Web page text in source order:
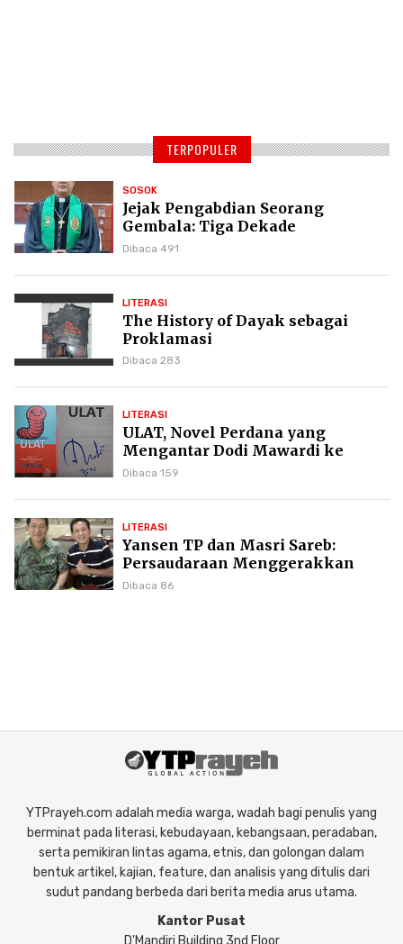
TERPOPULER
SOSOK
Jejak Pengabdian Seorang
Gembala: Tiga Dekade
Kepemimpinan Pdt. Dr. Yulius
Dibaca 491
LITERASI
The History of Dayak sebagai
Proklamasi
Dibaca 283
LITERASI
ULAT, Novel Perdana yang
Mengantar Dodi Mawardi ke
Puncak Karier Kepenulisan
Dibaca 159
LITERASI
Yansen TP dan Masri Sareb:
Persaudaraan Menggerakkan
Literasi Borneo
Dibaca 86
YTPrayeh.com adalah media warga, wadah bagi penulis yang
berminat pada literasi, kebudayaan, kebangsaan, peradaban,
serta pemikiran lintas agama, etnis, dan golongan dalam
bentuk artikel, kajian, feature, dan analisis yang ditulis dari
sudut pandang berbeda dari berita media arus utama.
Kantor Pusat
D'Mandiri Building 3nd Floor